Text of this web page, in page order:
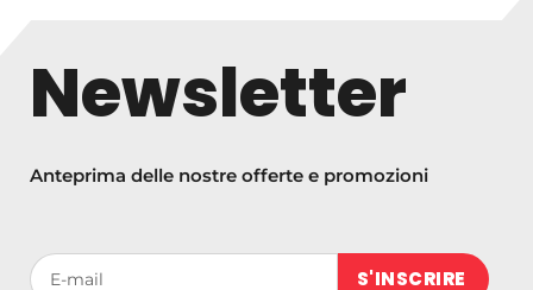
Newsletter
Anteprima delle nostre offerte e promozioni
Votre adresse de messagerie (obligatoire)